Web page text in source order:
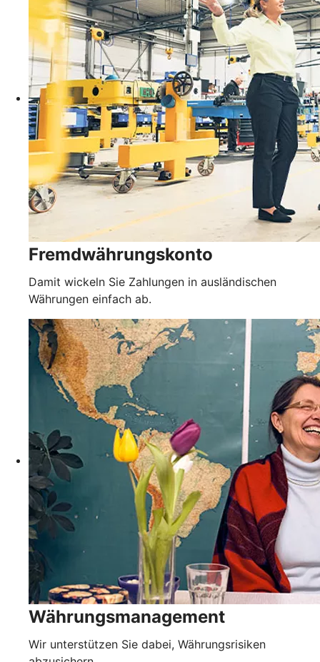
Fremdwährungskonto
Damit wickeln Sie Zahlungen in ausländischen
Währungen einfach ab.
Währungsmanagement
Wir unterstützen Sie dabei, Währungsrisiken